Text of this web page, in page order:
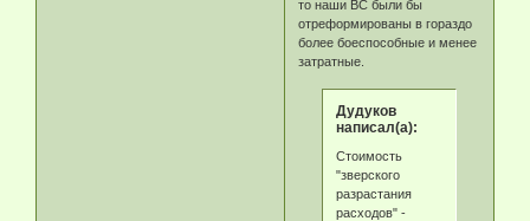
то наши ВС были бы
отреформированы в гораздо
более боеспособные и менее
затратные.
Дудуков
написал(а):
Стоимость
"зверского
разрастания
расходов" -